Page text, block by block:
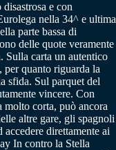
e con
nella 34^ e ultima
parte bassa di
delle quote veramente
Sulla carta un autentico
quanto riguarda la
sfida. Sul parquet del
vincere. Con
molto corta, può ancora
altre gare, gli spagnoli
direttamente ai
In contro la Stella